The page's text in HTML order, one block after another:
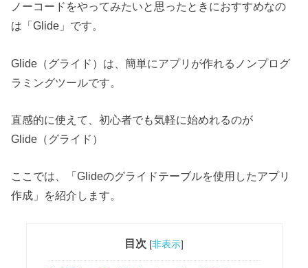
ノーコードをやってみたいと思ったときにおすすめなの
は「Glide」です。
Glide（グライド）は、簡単にアプリが作れるノンプログ
ラミングツールです。
直感的に使えて、初心者でも気軽に始めれるのが
Glide（グライド）
ここでは、「Glideのグライドテーブルを使用したアプリ
作成」を紹介します。
目次 [非表示]